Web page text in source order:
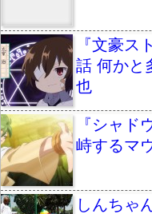
『文豪ス
話 何かと
也
『シャド
峙するマ
しんちゃ